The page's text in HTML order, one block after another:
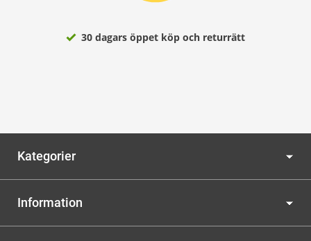
30 dagars öppet köp och returrätt
Kategorier
Information